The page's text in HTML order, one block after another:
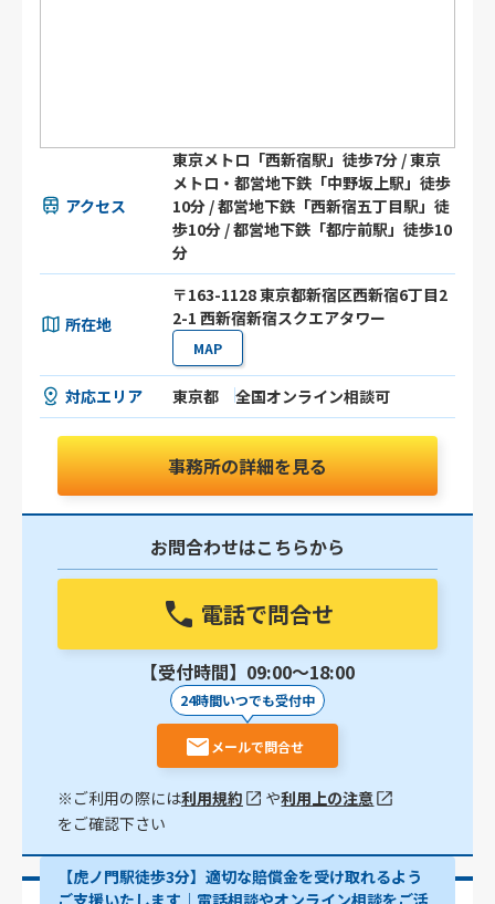
アクセス
東京メトロ「西新宿駅」徒歩7分 / 東京
メトロ・都営地下鉄「中野坂上駅」徒歩
10分 / 都営地下鉄「西新宿五丁目駅」徒
歩10分 / 都営地下鉄「都庁前駅」徒歩10
分
所在地
〒163-1128 東京都新宿区西新宿6丁目2
2-1 西新宿新宿スクエアタワー
MAP
対応エリア 東京都 全国オンライン相談可
事務所の詳細を見る
お問合わせはこちらから
電話で問合せ
【受付時間】09:00〜18:00
24時間いつでも受付中
メールで問合せ
※ご利用の際には利用規約 や利用上の注意
をご確認下さい
【虎ノ門駅徒歩3分】適切な賠償金を受け取れるよう